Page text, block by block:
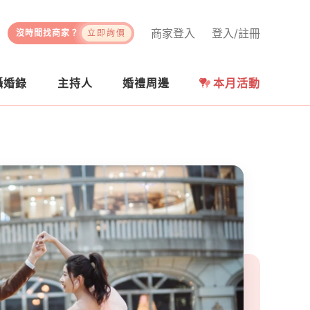
登入/註冊
商家登入
沒時間找商家？ 立即詢價
婚錄 主持人 婚禮周邊 本月活動